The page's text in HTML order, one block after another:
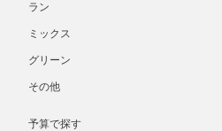
ラン
ミックス
グリーン
その他
予算で探す